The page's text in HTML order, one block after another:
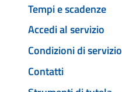
Tempi e scadenze
Accedi al servizio
Condizioni di servizio
Contatti